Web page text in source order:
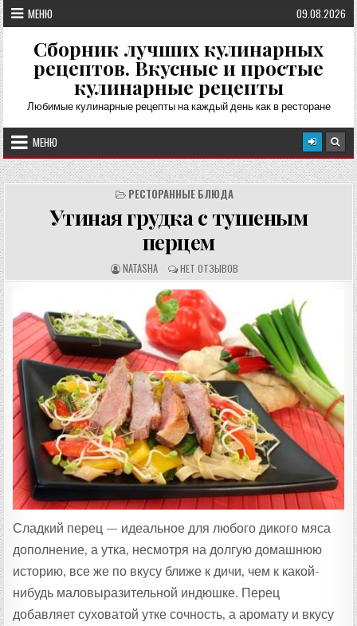
Перейти
к
содержимому
МЕНЮ 09.08.2026
Сборник лучших кулинарных
рецептов. Вкусные и простые
кулинарные рецепты
Любимые кулинарные рецепты на каждый день как в ресторане
МЕНЮ
РЕСТОРАННЫЕ БЛЮДА
Утиная грудка с тушеным
перцем
А
В
Т
Е
Ц
Е
П
Т
А
:
NATASHA О
Т
З
Ы
В
Ы
:
НЕТ ОТЗЫВОВ
Сладкий перец — идеальное для любого дикого мяса
дополнение, а утка, несмотря на долгую домашнюю
историю, все же по вкусу ближе к дичи, чем к какой-
нибудь маловыразительной индюшке. Перец
добавляет суховатой утке сочность, а аромату и вкусу